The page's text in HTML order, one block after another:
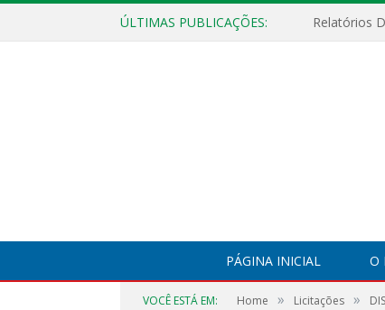
ÚLTIMAS PUBLICAÇÕES:
PÁGINA INICIAL O
VOCÊ ESTÁ EM: Home » Licitações »